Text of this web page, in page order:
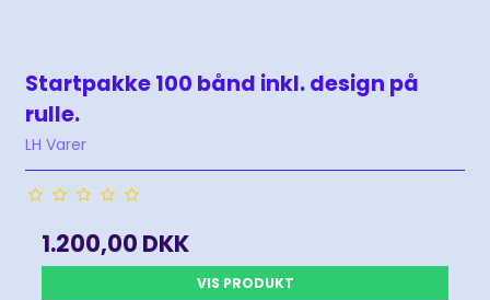
Startpakke 100 bånd inkl. design på
rulle.
LH Varer
1.200,00 DKK
VIS PRODUKT